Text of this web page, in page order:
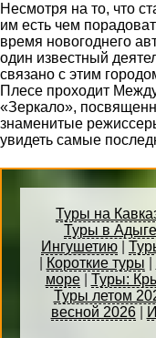
Несмотря на то, что
им есть чем
время новогоднего
один известный
связано с этим
Плесе проходит
«Зеркало»,
знаменитые
увидеть самые
Туры на
Туры в
Ингушетию
Короткие туры
море| Туры:
Туры летом
весной 2026|